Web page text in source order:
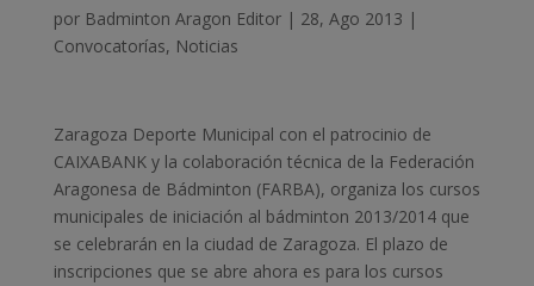
por Badminton Aragon Editor| 28, Ago 2013 |
Convocatorías, Noticias
Zaragoza Deporte Municipal con el patrocinio de
CAIXABANK y la colaboración técnica de la Federación
Aragonesa de Bádminton (FARBA), organiza los cursos
municipales de iniciación al bádminton 2013/2014 que
se celebrarán en la ciudad de Zaragoza. El plazo de
inscripciones que se abre ahora es para los cursos